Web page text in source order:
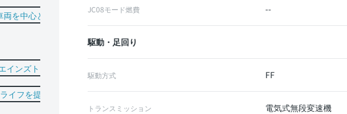
JC08モード燃費 --
駆動・足回り
駆動方式 FF
トランスミッション 電気式無段変速機